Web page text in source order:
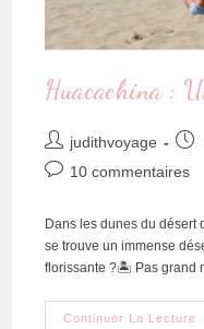
Huacachina :
judithvoyage
10 commentaires
Dans les dunes du désert
se trouve un immense
florissante ?🏝 Pas grand
Continuer La Lecture